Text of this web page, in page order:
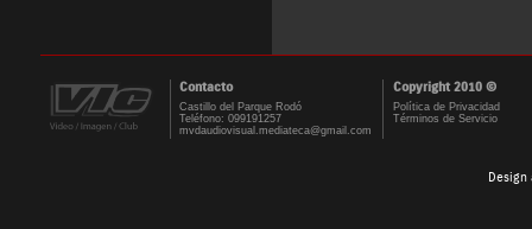
Contacto Copyright 2010 ©
Castillo del Parque Rodó
Teléfono: 099191257
mvdaudiovisual.mediateca@gmail.com
Política de Privacidad
Términos de Servicio